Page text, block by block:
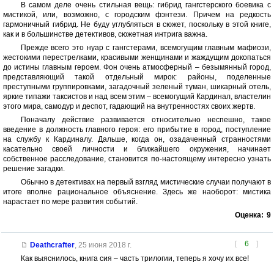
В самом деле очень стильная вещь: гибрид гангстерского боевика с
мистикой, или, возможно, с городским фэнтези. Причем на редкость
гармоничный гибрид. Не буду углубляться в сюжет, поскольку в этой книге,
как и в большинстве детективов, сюжетная интрига важна.
Прежде всего это нуар с гангстерами, всемогущим главным мафиози,
жестокими перестрелками, красивыми женщинами и жаждущим докопаться
до истины главным героем. Фон очень атмосферный – безымянный город,
представляющий такой отдельный мирок: районы, поделенные
преступными группировками, загадочный зеленый туман, шикарный отель,
яркие типажи таксистов и над всем этим – всемогущий Кардинал, властелин
этого мира, самодур и деспот, гадающий на внутренностях своих жертв.
Поначалу действие развивается относительно неспешно, такое
введение в должность главного героя: его прибытие в город, поступление
на службу к Кардиналу. Дальше, когда он, озадаченный странностями
касательно своей личности и ближайшего окружения, начинает
собственное расследование, становится по-настоящему интересно узнать
решение загадки.
Обычно в детективах на первый взгляд мистические случаи получают в
итоге вполне рациональное объяснение. Здесь же наоборот: мистика
нарастает по мере развития событий.
Оценка: 9
[ 6 ]
Deathcrafter, 25 июня 2018 г.
Как выяснилось, книга сия – часть трилогии, теперь я хочу их все!